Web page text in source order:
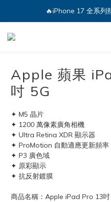
🔥iPhone 17 全系列
💕加入Q哥 Line
Apple 蘋果
吋 5G
✦ M5 晶片
✦ 1200 萬像素廣角相機
✦ Ultra Retina XDR 顯示器
✦ ProMotion 自動適應更新頻率
✦ P3 廣色域
✦ 原彩顯示
✦ 抗反射鍍膜
商品名稱：Apple iPad Pro 13